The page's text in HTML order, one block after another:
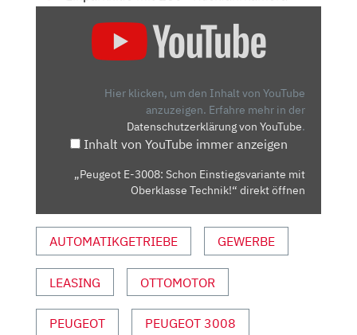
EINSTIEGSVARIANTE
TECHNIK!“
Hier klicken, um den Inhalt von YouTube
anzuzeigen. Erfahre mehr in der
Datenschutzerklärung von YouTube.
Inhalt von YouTube immer anzeigen
„Peugeot E-3008: Schon Einstiegsvariante mit
Oberklasse Technik!“ direkt öffnen
AUTOMATIKGETRIEBE GEWERBE
LEASING OTTOMOTOR
PEUGEOT PEUGEOT 3008